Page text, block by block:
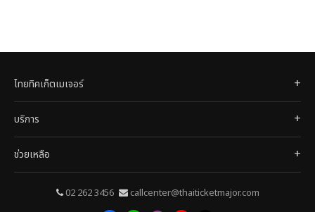
ไทยทิคเก็ตเมเจอร์
บริการ
ช่วยเหลือ
02 262 3456 callcenter@thaiticketmajor.com